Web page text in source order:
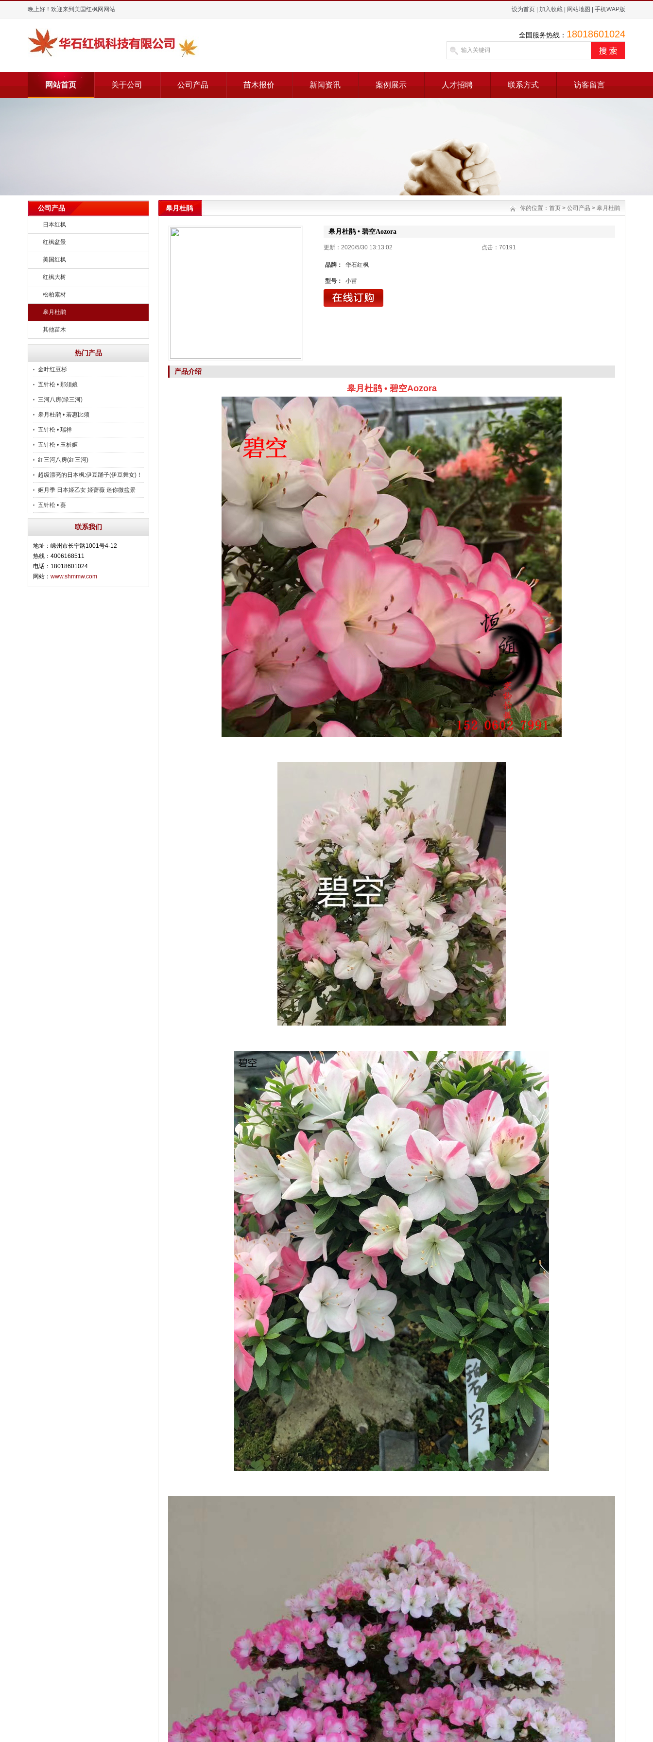
晚上好！欢迎来到美国红枫网网站 设为首页 加入收藏 网站地图 手机WAP版
全国服务热线： 18018601024
网站首页 关于公司 公司产品 苗木报价 新闻资讯 案例展示 人才招聘 联系方式 访客留言
公司产品
日本红枫
红枫盆景
美国红枫
红枫大树
松柏素材
皋月杜鹃
其他苗木
热门产品
金叶红豆杉
五针松 • 那须娘
三河八房(绿三河)
皋月杜鹃 • 若惠比须
五针松 • 瑞祥
五针松 • 玉桩姬
红三河八房(红三河)
超级漂亮的日本枫:伊豆踊子(伊豆舞女)！
姬月季 日本姬乙女 姬蔷薇 迷你微盆景
五针松 • 葵
联系我们
地址：嵊州市长宁路1001号4-12
热线：4006168511
电话：18018601024
网站： www.shmmw.com
皋月杜鹃 你的位置： 首页 > 公司产品 > 皋月杜鹃
皋月杜鹃 • 碧空Aozora
更新：2020/5/30 13:13:02 点击：70191
品牌： 华石红枫
型号： 小苗
产品介绍
皋月杜鹃 • 碧空Aozora